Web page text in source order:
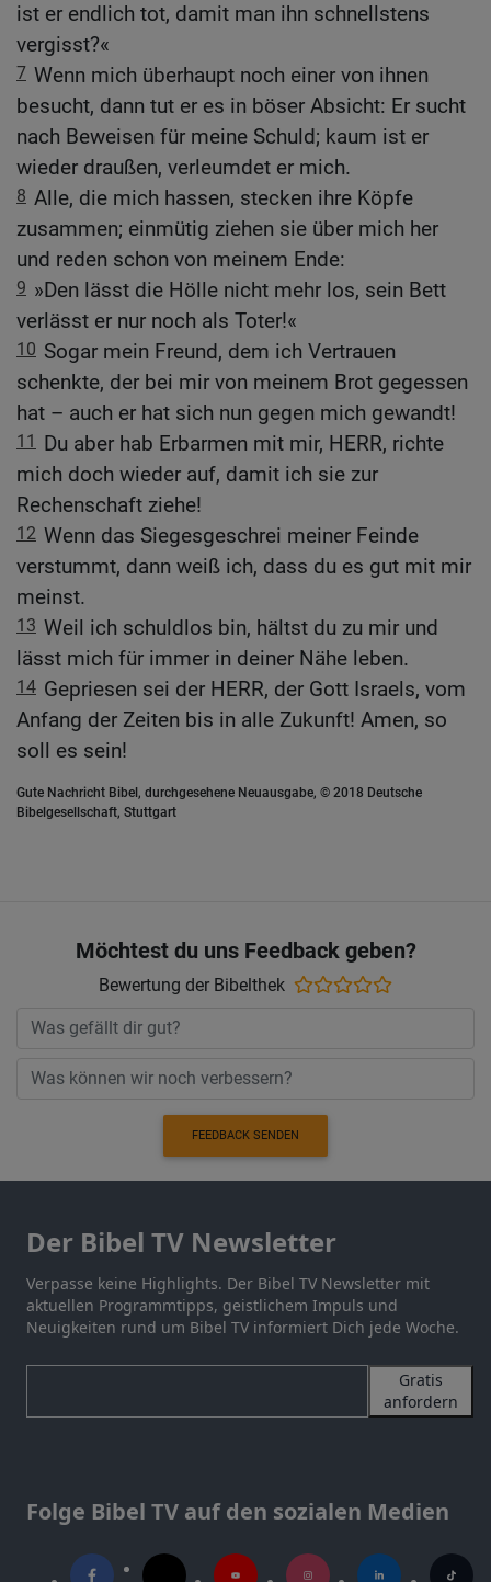
ist er endlich tot, damit man ihn schnellstens
vergisst?«
7 Wenn mich überhaupt noch einer von ihnen
besucht, dann tut er es in böser Absicht: Er sucht
nach Beweisen für meine Schuld; kaum ist er
wieder draußen, verleumdet er mich.
8 Alle, die mich hassen, stecken ihre Köpfe
zusammen; einmütig ziehen sie über mich her
und reden schon von meinem Ende:
9 »Den lässt die Hölle nicht mehr los, sein Bett
verlässt er nur noch als Toter!«
10 Sogar mein Freund, dem ich Vertrauen
schenkte, der bei mir von meinem Brot gegessen
hat – auch er hat sich nun gegen mich gewandt!
11
Du aber hab Erbarmen mit mir, HERR, richte
mich doch wieder auf, damit ich sie zur
Rechenschaft ziehe!
12 Wenn das Siegesgeschrei meiner Feinde
verstummt, dann weiß ich, dass du es gut mit mir
meinst.
13 Weil ich schuldlos bin, hältst du zu mir und
lässt mich für immer in deiner Nähe leben.
14 Gepriesen sei der HERR, der Gott Israels, vom
Anfang der Zeiten bis in alle Zukunft! Amen, so
soll es sein!
Gute Nachricht Bibel, durchgesehene Neuausgabe, © 2018 Deutsche
Bibelgesellschaft, Stuttgart
Möchtest du uns Feedback geben?
Bewertung der Bibelthek
FEEDBACK SENDEN
Der Bibel TV Newsletter
Verpasse keine Highlights. Der Bibel TV Newsletter mit
aktuellen Programmtipps, geistlichem Impuls und
Neuigkeiten rund um Bibel TV informiert Dich jede Woche.
Gratis
anfordern
Folge Bibel TV auf den sozialen Medien